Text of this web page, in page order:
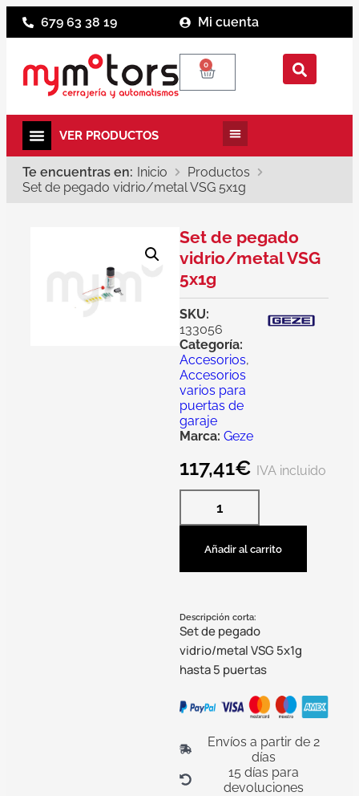
679 63 38 19 Mi cuenta
0
Te encuentras en: Inicio
Productos
Set de pegado vidrio/metal VSG 5x1g
Set de pegado
vidrio/metal VSG
5x1g
SKU:
133056
Categoría:
Accesorios,
Accesorios
varios para
puertas de
garaje
Marca: Geze
117,41€ IVA incluido
Añadir al carrito
Descripción corta:
Set de pegado
vidrio/metal VSG 5x1g
hasta 5 puertas
Envíos a partir de 2
días
15 días para
devoluciones